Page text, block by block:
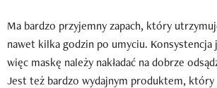
Ma bardzo przyjemny zapach, który
nawet kilka godzin po umyciu. Konsystencja
więc maskę należy nakładać na dobrze
Jest też bardzo wydajnym produktem, który